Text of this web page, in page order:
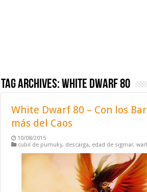
Tag Archives:white dwarf 80
White Dwarf 80 – Con los
más del Caos
10/08/2015
cubil de pumuky, descarga, edad de sigmar,